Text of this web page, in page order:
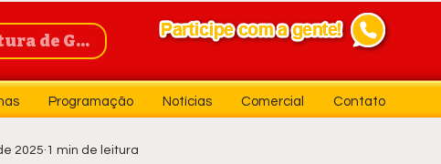
Guanambi
Programação Notícias Comercial Contato
2025 1 min de leitura